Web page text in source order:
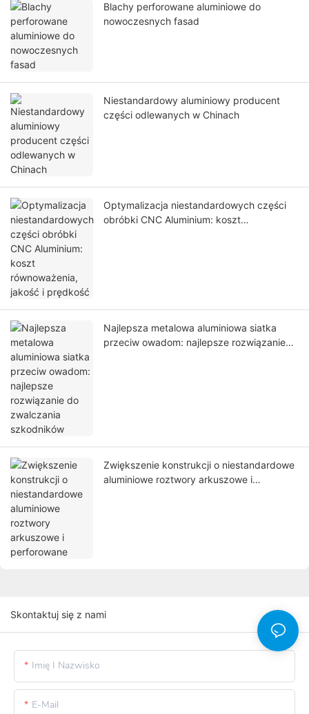
Blachy perforowane aluminiowe do
nowoczesnych fasad
Niestandardowy aluminiowy producent
części odlewanych w Chinach
Optymalizacja niestandardowych części
obróbki CNC Aluminium: koszt
Najlepsza metalowa aluminiowa siatka
przeciw owadom: najlepsze rozwiązanie
Zwiększenie konstrukcji o niestandardowe
aluminiowe roztwory arkuszowe i
Skontaktuj się z nami
Imię I Nazwisko
E-Mail